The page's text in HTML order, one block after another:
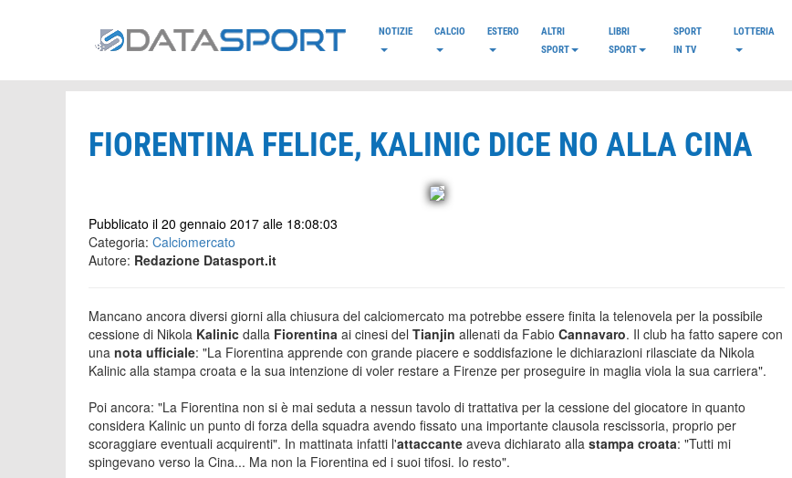
NOTIZIE CALCIO ESTERO
ALTRI
SPORT
LIBRI
SPORT
SPORT
IN TV
LOTTERIA
FIORENTINA FELICE, KALINIC DICE NO ALLA CINA
Pubblicato il 20 gennaio 2017 alle 18:08:03
Categoria: Calciomercato
Autore: Redazione Datasport.it
Mancano ancora diversi giorni alla chiusura del calciomercato ma potrebbe essere finita la telenovela per la possibile
cessione di Nikola Kalinic dalla Fiorentina ai cinesi del Tianjin allenati da Fabio Cannavaro. Il club ha fatto sapere con
una nota ufficiale: "La Fiorentina apprende con grande piacere e soddisfazione le dichiarazioni rilasciate da Nikola
Kalinic alla stampa croata e la sua intenzione di voler restare a Firenze per proseguire in maglia viola la sua carriera".
Poi ancora: "La Fiorentina non si è mai seduta a nessun tavolo di trattativa per la cessione del giocatore in quanto
considera Kalinic un punto di forza della squadra avendo fissato una importante clausola rescissoria, proprio per
scoraggiare eventuali acquirenti". In mattinata infatti l'attaccante aveva dichiarato alla stampa croata: "Tutti mi
spingevano verso la Cina... Ma non la Fiorentina ed i suoi tifosi. Io resto".